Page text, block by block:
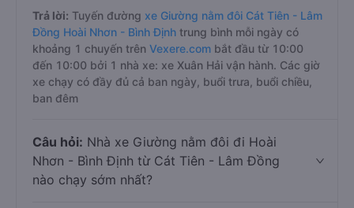
Trả lời: Tuyến đường xe Giường nằm đôi Cát Tiên - Lâm
Đồng Hoài Nhơn - Bình Định trung bình mỗi ngày có
khoảng 1 chuyến trên Vexere.com bắt đầu từ 10:00
đến 10:00 bởi 1 nhà xe: xe Xuân Hải vận hành. Các giờ
xe chạy có đầy đủ cả ban ngày, buổi trưa, buổi chiều,
ban đêm
Câu hỏi: Nhà xe Giường nằm đôi đi Hoài
Nhơn - Bình Định từ Cát Tiên - Lâm Đồng
nào chạy sớm nhất?